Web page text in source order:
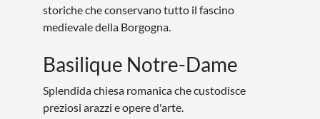
storiche che conservano tutto il fascino
medievale della Borgogna.
Basilique Notre-Dame
Splendida chiesa romanica che custodisce
preziosi arazzi e opere d'arte.